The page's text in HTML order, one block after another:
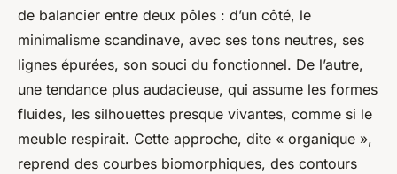
de balancier entre deux pôles : d’un côté, le
minimalisme scandinave, avec ses tons neutres, ses
lignes épurées, son souci du fonctionnel. De l’autre,
une tendance plus audacieuse, qui assume les formes
fluides, les silhouettes presque vivantes, comme si le
meuble respirait. Cette approche, dite « organique »,
reprend des courbes biomorphiques, des contours